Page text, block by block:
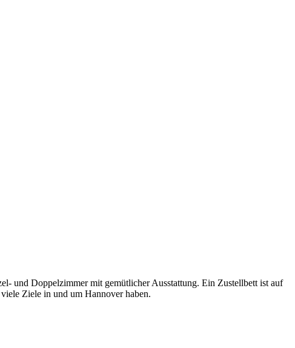
und Doppelzimmer mit gemütlicher Ausstattung. Ein Zustellbett ist auf
Ziele in und um Hannover haben.